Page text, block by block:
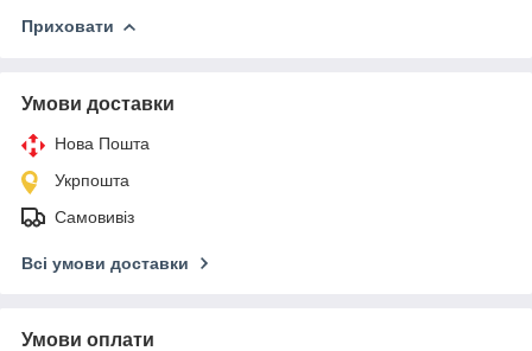
Приховати
Умови доставки
Нова Пошта
Укрпошта
Самовивіз
Всі умови доставки
Умови оплати